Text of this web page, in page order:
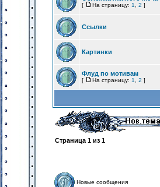
[ На страницу: 1 2 ]
Ссылки
Картинки
Флуд по мотивам
[ На страницу: 1 2 ]
Страница 1 из 1
Новые сообщения